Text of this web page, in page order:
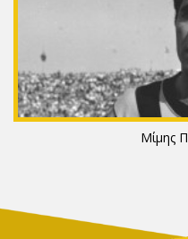
Μίμης